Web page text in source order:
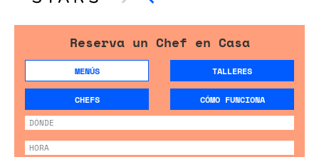
Reserva un Chef en Casa
MENÚS TALLERES
CHEFS CÓMO FUNCIONA